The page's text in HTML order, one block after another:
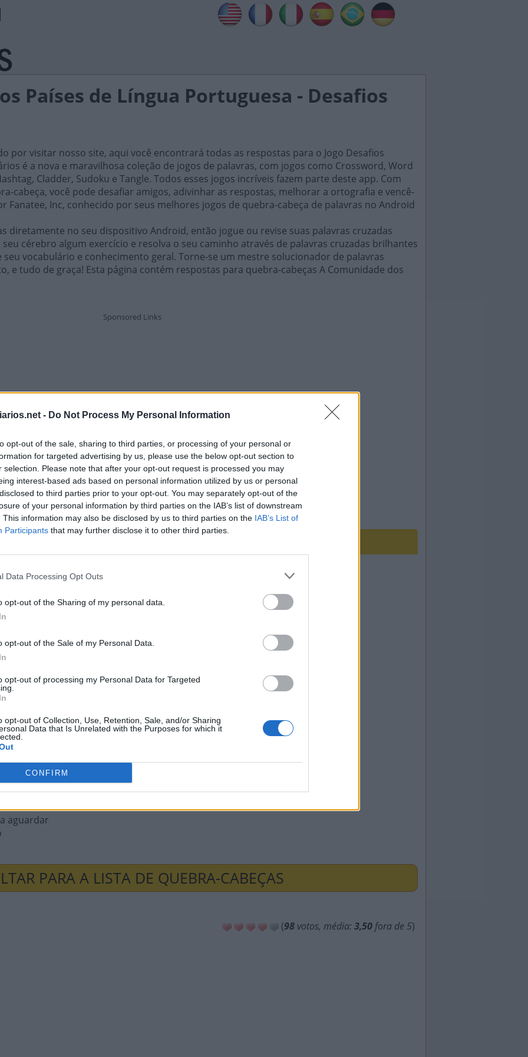
- Do Not Process My Personal Information
opt-out of the sale, sharing to third parties, or processing of your personal or
for targeted advertising by us, please use the below opt-out section to
selection. Please note that after your opt-out request is processed you may
interest-based ads based on personal information utilized by us or personal
to third parties prior to your opt-out. You may separately opt-out of the
of your personal information by third parties on the IAB’s list of downstream
This information may also be disclosed by us to third parties on the IAB’s List of
Participants that may further disclose it to other third parties.
Data Processing Opt Outs
opt-out of the Sharing of my personal data.
opt-out of the Sale of my Personal Data.
opt-out of processing my Personal Data for Targeted
opt-out of Collection, Use, Retention, Sale, and/or Sharing
Data that Is Unrelated with the Purposes for which it
CONFIRM
Países de Língua Portuguesa - Desafios
por visitar nosso site, aqui você encontrará todas as respostas para o Jogo Desafios
é a nova e maravilhosa coleção de jogos de palavras, com jogos como Crossword, Word
Cladder, Sudoku e Tangle. Todos esses jogos incríveis fazem parte deste app. Com
cabeça, você pode desafiar amigos, adivinhar as respostas, melhorar a ortografia e vencê-
Fanatee, Inc, conhecido por seus melhores jogos de quebra-cabeça de palavras no Android
diretamente no seu dispositivo Android, então jogue ou revise suas palavras cruzadas
cérebro algum exercício e resolva o seu caminho através de palavras cruzadas brilhantes
vocabulário e conhecimento geral. Torne-se um mestre solucionador de palavras
e tudo de graça! Esta página contém respostas para quebra-cabeças A Comunidade dos
dos Países de Língua Portuguesa
cabeça:
Portuguesa
(ing.)
m²
(ing.)
aguardar
PARA A LISTA DE QUEBRA-CABEÇAS
(98 votos, média: 3,50 fora de 5)